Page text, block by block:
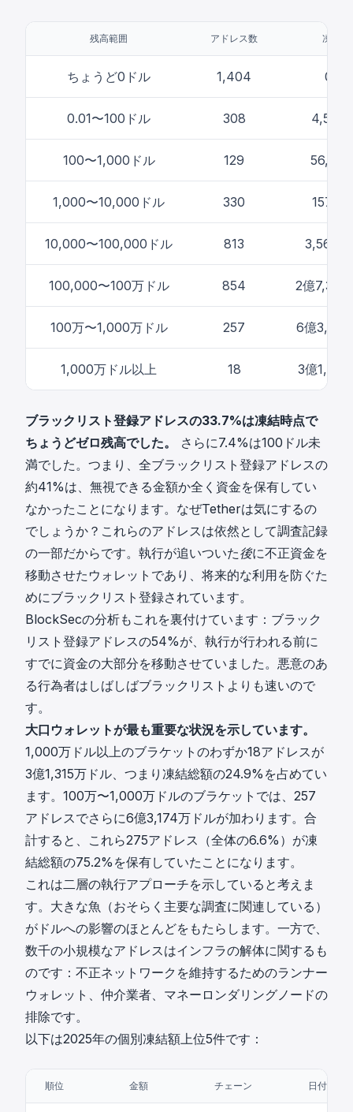
残高範囲 アドレス数 凍結合
ちょうど0ドル 1,404 0ド
0.01〜100ドル 308 4,588
100〜1,000ドル 129 56,115
1,000〜10,000ドル 330 157万
10,000〜100,000ドル 813 3,566
100,000〜100万ドル 854 2億7,387
100万〜1,000万ドル 257 6億3,174
1,000万ドル以上 18 3億1,315
ブラックリスト登録アドレスの33.7%は凍結時点で
ちょうどゼロ残高でした。
さらに7.4%は100ドル未
満でした。つまり、全ブラックリスト登録アドレスの
約41%は、無視できる金額か全く資金を保有してい
なかったことになります。なぜTetherは気にするの
でしょうか？これらのアドレスは依然として調査記録
の一部だからです。執行が追いついた後に不正資金を
移動させたウォレットであり、将来的な利用を防ぐた
めにブラックリスト登録されています。
BlockSecの分析もこれを裏付けています：ブラック
リスト登録アドレスの54%が、執行が行われる前に
すでに資金の大部分を移動させていました。悪意のあ
る行為者はしばしばブラックリストよりも速いので
す。
大口ウォレットが最も重要な状況を示しています。
1,000万ドル以上のブラケットのわずか18アドレスが
3億1,315万ドル、つまり凍結総額の24.9%を占めてい
ます。100万〜1,000万ドルのブラケットでは、257
アドレスでさらに6億3,174万ドルが加わります。合
計すると、これら275アドレス（全体の6.6%）が凍
結総額の75.2%を保有していたことになります。
これは二層の執行アプローチを示していると考えま
す。大きな魚（おそらく主要な調査に関連している）
がドルへの影響のほとんどをもたらします。一方で、
数千の小規模なアドレスはインフラの解体に関するも
のです：不正ネットワークを維持するためのランナー
ウォレット、仲介業者、マネーロンダリングノードの
排除です。
以下は2025年の個別凍結額上位5件です：
順位 金額 チェーン 日付